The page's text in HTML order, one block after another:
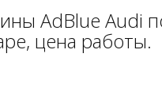
AdBlue Audi
цена работы.